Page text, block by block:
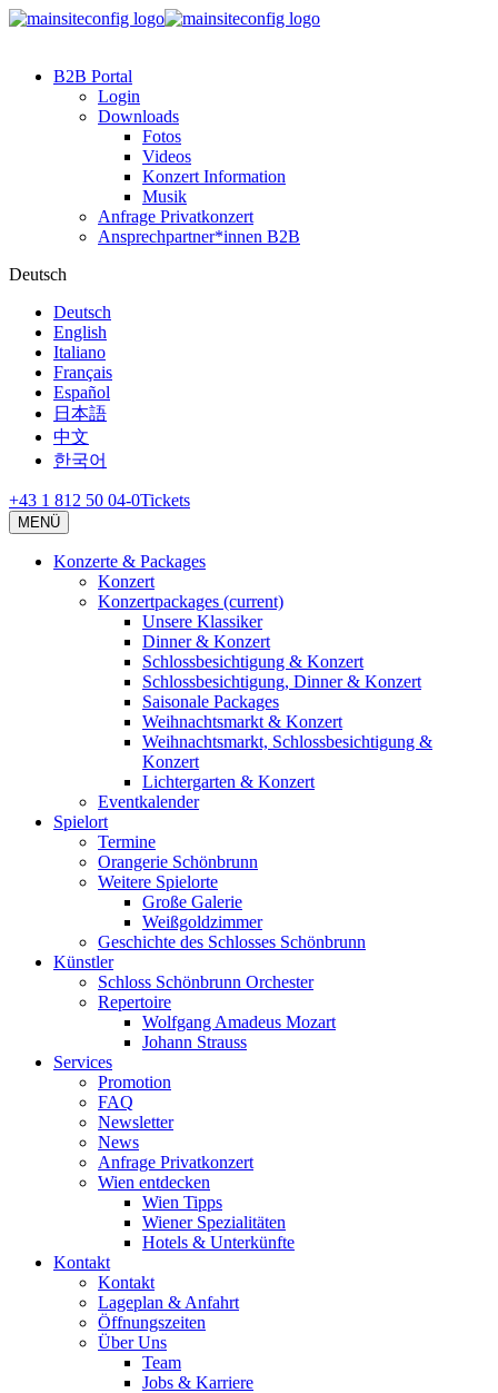
B2B Portal
Login
Downloads
Fotos
Videos
Konzert Information
Musik
Anfrage Privatkonzert
Ansprechpartner*innen B2B
Deutsch
Deutsch
English
Italiano
Français
Español
日本語
中文
한국어
+43 1 812 50 04-0Tickets
MENÜ
Konzerte & Packages
Konzert
Konzertpackages (current)
Unsere Klassiker
Dinner & Konzert
Schlossbesichtigung & Konzert
Schlossbesichtigung, Dinner & Konzert
Saisonale Packages
Weihnachtsmarkt & Konzert
Weihnachtsmarkt, Schlossbesichtigung &
Konzert
Lichtergarten & Konzert
Eventkalender
Spielort
Termine
Orangerie Schönbrunn
Weitere Spielorte
Große Galerie
Weißgoldzimmer
Geschichte des Schlosses Schönbrunn
Künstler
Schloss Schönbrunn Orchester
Repertoire
Wolfgang Amadeus Mozart
Johann Strauss
Services
Promotion
FAQ
Newsletter
News
Anfrage Privatkonzert
Wien entdecken
Wien Tipps
Wiener Spezialitäten
Hotels & Unterkünfte
Kontakt
Kontakt
Lageplan & Anfahrt
Öffnungszeiten
Über Uns
Team
Jobs & Karriere